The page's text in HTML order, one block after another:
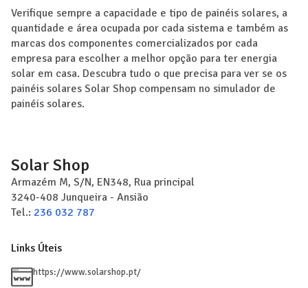
Verifique sempre a capacidade e tipo de painéis solares, a
quantidade e área ocupada por cada sistema e também as
marcas dos componentes comercializados por cada
empresa para escolher a melhor opção para ter energia
solar em casa. Descubra tudo o que precisa para ver se os
painéis solares Solar Shop compensam no simulador de
painéis solares.
Solar Shop
Armazém M, S/N, EN348, Rua principal
3240-408 Junqueira - Ansião
Tel.: 236 032 787
Links Úteis
https://www.solarshop.pt/